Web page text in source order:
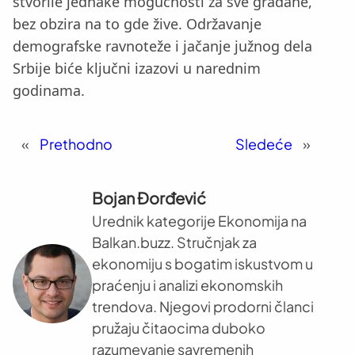
bez obzira na to gde žive. Održavanje
demografske ravnoteže i jačanje južnog dela
Srbije biće ključni izazovi u narednim
godinama.
« Prethodno Sledeće »
Bojan Đorđević
Urednik kategorije Ekonomija na
Balkan.buzz. Stručnjak za
ekonomiju s bogatim iskustvom u
praćenju i analizi ekonomskih
trendova. Njegovi prodorni članci
pružaju čitaocima duboko
razumevanje savremenih